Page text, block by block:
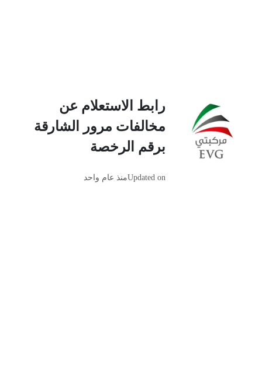
رابط الاستعلام عن
مخالفات مرور الشارقة
برقم الرخصة
Updated onمنذ عام واحد